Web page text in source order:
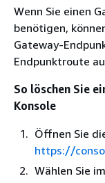
Wenn Sie einen
benötigen,
Gateway-
Endpunktroute
So löschen Sie
Konsole
Öffnen Sie
https://
Wählen Sie